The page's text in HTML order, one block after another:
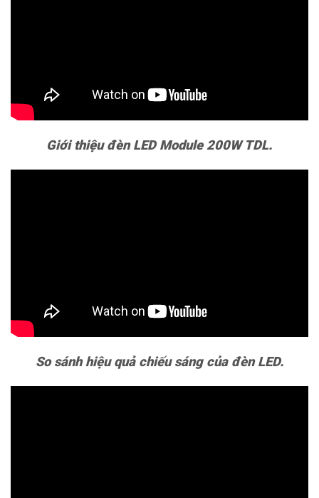
Giới thiệu đèn LED Module 200W TDL.
So sánh hiệu quả chiếu sáng của đèn LED.